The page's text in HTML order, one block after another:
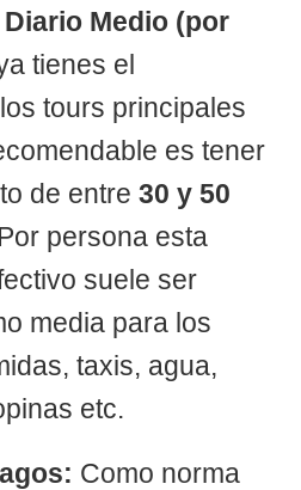
Medio (por
tienes el
tours principales
es tener
de entre 30 y 50
persona esta
suele ser
media para los
taxis, agua,
etc.
Como norma